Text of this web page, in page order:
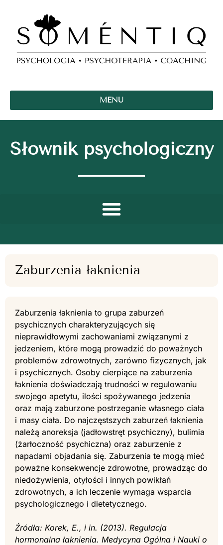
MENU
Słownik psychologiczny
Zaburzenia łaknienia
Zaburzenia łaknienia to grupa zaburzeń
psychicznych charakteryzujących się
nieprawidłowymi zachowaniami związanymi z
jedzeniem, które mogą prowadzić do poważnych
problemów zdrowotnych, zarówno fizycznych, jak
i psychicznych. Osoby cierpiące na zaburzenia
łaknienia doświadczają trudności w regulowaniu
swojego apetytu, ilości spożywanego jedzenia
oraz mają zaburzone postrzeganie własnego ciała
i masy ciała. Do najczęstszych zaburzeń łaknienia
należą anoreksja (jadłowstręt psychiczny), bulimia
(żarłoczność psychiczna) oraz zaburzenie z
napadami objadania się. Zaburzenia te mogą mieć
poważne konsekwencje zdrowotne, prowadząc do
niedożywienia, otyłości i innych powikłań
zdrowotnych, a ich leczenie wymaga wsparcia
psychologicznego i dietetycznego.
Źródła: Korek, E., i in. (2013). Regulacja
hormonalna łaknienia. Medycyna Ogólna i Nauki o